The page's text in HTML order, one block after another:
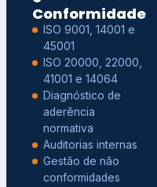
Conformidade
ISO 9001, 14001 e
45001
ISO 20000, 22000,
41001 e 14064
Diagnóstico de
aderência
normativa
Auditorias internas
Gestão de não
conformidades